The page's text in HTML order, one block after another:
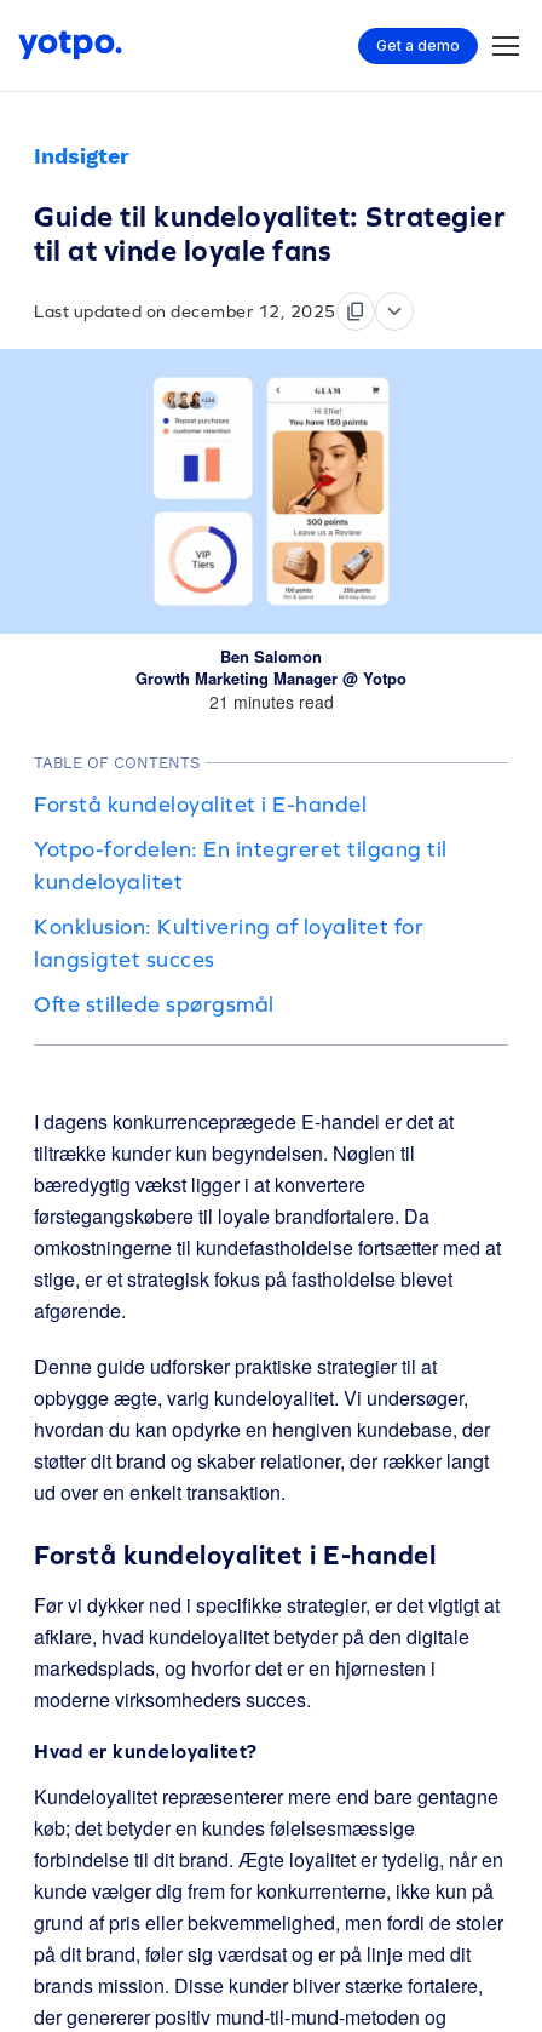
Get a demo
Indsigter
Guide til kundeloyalitet: Strategier
til at vinde loyale fans
Last updated on december 12, 2025
Ben Salomon
Growth Marketing Manager @ Yotpo
21 minutes read
TABLE OF CONTENTS
Forstå kundeloyalitet i E-handel
Yotpo-fordelen: En integreret tilgang til
kundeloyalitet
Konklusion: Kultivering af loyalitet for
langsigtet succes
Ofte stillede spørgsmål
I dagens konkurrenceprægede E-handel er det at
tiltrække kunder kun begyndelsen. Nøglen til
bæredygtig vækst ligger i at konvertere
førstegangskøbere til loyale brandfortalere. Da
omkostningerne til kundefastholdelse fortsætter med at
stige, er et strategisk fokus på fastholdelse blevet
afgørende.
Denne guide udforsker praktiske strategier til at
opbygge ægte, varig kundeloyalitet. Vi undersøger,
hvordan du kan opdyrke en hengiven kundebase, der
støtter dit brand og skaber relationer, der rækker langt
ud over en enkelt transaktion.
Forstå kundeloyalitet i E-handel
Før vi dykker ned i specifikke strategier, er det vigtigt at
afklare, hvad kundeloyalitet betyder på den digitale
markedsplads, og hvorfor det er en hjørnesten i
moderne virksomheders succes.
Hvad er kundeloyalitet?
Kundeloyalitet repræsenterer mere end bare gentagne
køb; det betyder en kundes følelsesmæssige
forbindelse til dit brand. Ægte loyalitet er tydelig, når en
kunde vælger dig frem for konkurrenterne, ikke kun på
grund af pris eller bekvemmelighed, men fordi de stoler
på dit brand, føler sig værdsat og er på linje med dit
brands mission. Disse kunder bliver stærke fortalere,
der genererer positiv mund-til-mund-metoden og